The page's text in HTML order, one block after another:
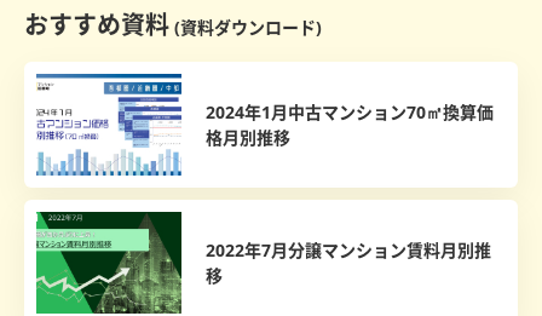
おすすめ資料 (資料ダウンロード)
2024年1月中古マンション70㎡換算価
格月別推移
2022年7月分譲マンション賃料月別推
移